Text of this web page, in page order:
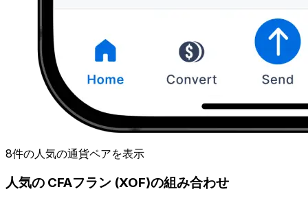
8件の人気の通貨ペアを表示
人気の CFAフラン (XOF)の組み合わせ